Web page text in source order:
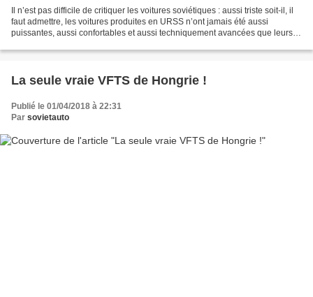
Il n’est pas difficile de critiquer les voitures soviétiques : aussi triste soit-il, il
faut admettre, les voitures produites en URSS n’ont jamais été aussi
puissantes, aussi confortables et aussi techniquement avancées que leurs
La seule vraie VFTS de Hongrie !
Publié le 01/04/2018 à 22:31
Par sovietauto